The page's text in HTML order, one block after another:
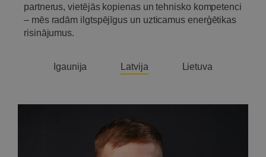
partnerus, vietējās kopienas un tehnisko kompetenci
– mēs radām ilgtspējīgus un uzticamus enerģētikas
risinājumus.
Igaunija Latvija Lietuva